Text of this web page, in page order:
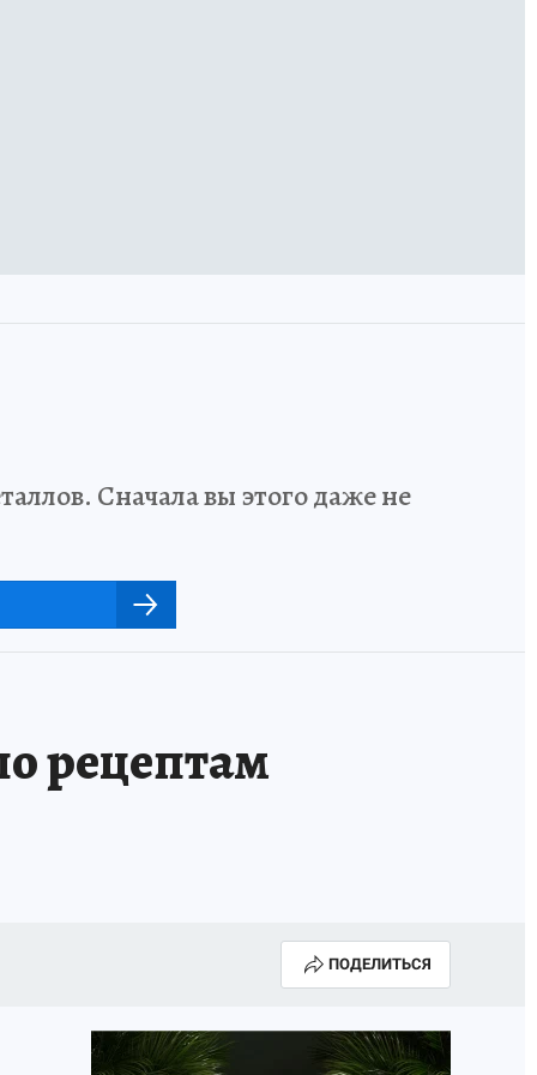
Сначала вы этого даже не
рецептам
ПОДЕЛИТЬСЯ